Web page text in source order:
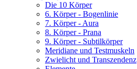
Die 10 Körper
6. Körper - Bogenlinie
7. Körper - Aura
8. Körper - Prana
9. Körper - Subtilkörper
Meridiane und Testmuskeln
Zwielicht und Transzendenz